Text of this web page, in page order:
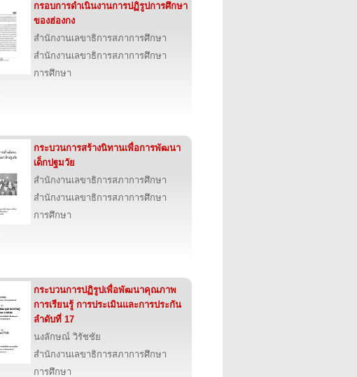
กรอบการดำเนินงานการปฏิรูปการศึกษา
ของฮ่องกง
สำนักงานเลขาธิการสภาการศึกษา
สำนักงานเลขาธิการสภาการศึกษา
การศึกษา
กระบวนการสร้างนิทานเพื่อการพัฒนา
เด็กปฐมวัย
สำนักงานเลขาธิการสภาการศึกษา
สำนักงานเลขาธิการสภาการศึกษา
การศึกษา
กระบวนการปฏิรูปเพื่อพัฒนาคุณภาพ
การเรียนรู้ การประเมินและการประกัน
ลำดับที่ 17
นงลักษณ์ วิรัชชัย
สำนักงานเลขาธิการสภาการศึกษา
การศึกษา